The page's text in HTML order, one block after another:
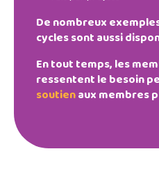
De nombreux
cycles sont aussi
En tout temps, les
ressentent le besoin
soutienaux membres